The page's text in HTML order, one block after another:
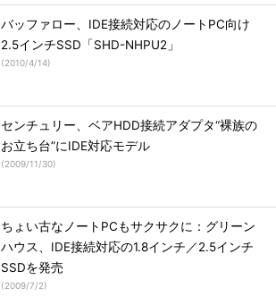
バッファロー、IDE接続対応のノートPC向け
2.5インチSSD「SHD-NHPU2」
(2010/4/14)
センチュリー、ベアHDD接続アダプタ“裸族の
お立ち台”にIDE対応モデル
(2009/11/30)
ちょい古なノートPCもサクサクに：グリーン
ハウス、IDE接続対応の1.8インチ／2.5インチ
SSDを発売
(2009/7/2)